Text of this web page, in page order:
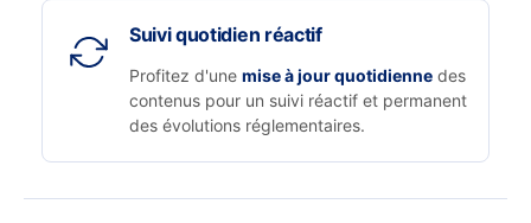
Suivi quotidien réactif
Profitez d'une mise à jour quotidienne des
contenus pour un suivi réactif et permanent
des évolutions réglementaires.